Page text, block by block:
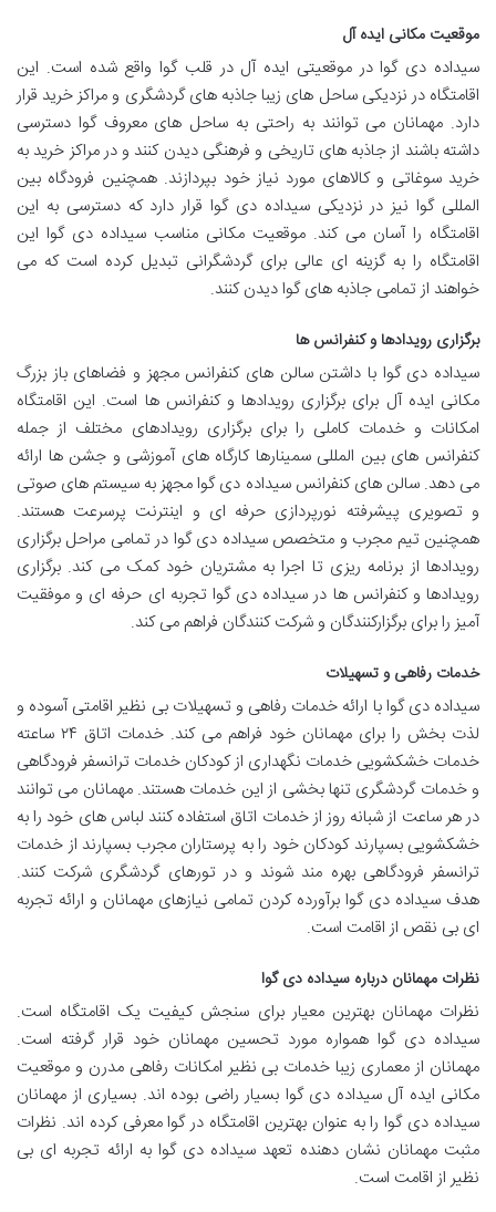
موقعیت مکانی ایده آل
سیداده دی گوا در موقعیتی ایده آل در قلب گوا واقع شده است. این
اقامتگاه در نزدیکی ساحل های زیبا جاذبه های گردشگری و مراکز خرید قرار
دارد. مهمانان می توانند به راحتی به ساحل های معروف گوا دسترسی
داشته باشند از جاذبه های تاریخی و فرهنگی دیدن کنند و در مراکز خرید به
خرید سوغاتی و کالاهای مورد نیاز خود بپردازند. همچنین فرودگاه بین
المللی گوا نیز در نزدیکی سیداده دی گوا قرار دارد که دسترسی به این
اقامتگاه را آسان می کند. موقعیت مکانی مناسب سیداده دی گوا این
اقامتگاه را به گزینه ای عالی برای گردشگرانی تبدیل کرده است که می
خواهند از تمامی جاذبه های گوا دیدن کنند.
برگزاری رویدادها و کنفرانس ها
سیداده دی گوا با داشتن سالن های کنفرانس مجهز و فضاهای باز بزرگ
مکانی ایده آل برای برگزاری رویدادها و کنفرانس ها است. این اقامتگاه
امکانات و خدمات کاملی را برای برگزاری رویدادهای مختلف از جمله
کنفرانس های بین المللی سمینارها کارگاه های آموزشی و جشن ها ارائه
می دهد. سالن های کنفرانس سیداده دی گوا مجهز به سیستم های صوتی
و تصویری پیشرفته نورپردازی حرفه ای و اینترنت پرسرعت هستند.
همچنین تیم مجرب و متخصص سیداده دی گوا در تمامی مراحل برگزاری
رویدادها از برنامه ریزی تا اجرا به مشتریان خود کمک می کند. برگزاری
رویدادها و کنفرانس ها در سیداده دی گوا تجربه ای حرفه ای و موفقیت
آمیز را برای برگزارکنندگان و شرکت کنندگان فراهم می کند.
خدمات رفاهی و تسهیلات
سیداده دی گوا با ارائه خدمات رفاهی و تسهیلات بی نظیر اقامتی آسوده و
لذت بخش را برای مهمانان خود فراهم می کند. خدمات اتاق ۲۴ ساعته
خدمات خشکشویی خدمات نگهداری از کودکان خدمات ترانسفر فرودگاهی
و خدمات گردشگری تنها بخشی از این خدمات هستند. مهمانان می توانند
در هر ساعت از شبانه روز از خدمات اتاق استفاده کنند لباس های خود را به
خشکشویی بسپارند کودکان خود را به پرستاران مجرب بسپارند از خدمات
ترانسفر فرودگاهی بهره مند شوند و در تورهای گردشگری شرکت کنند.
هدف سیداده دی گوا برآورده کردن تمامی نیازهای مهمانان و ارائه تجربه
ای بی نقص از اقامت است.
نظرات مهمانان درباره سیداده دی گوا
نظرات مهمانان بهترین معیار برای سنجش کیفیت یک اقامتگاه است.
سیداده دی گوا همواره مورد تحسین مهمانان خود قرار گرفته است.
مهمانان از معماری زیبا خدمات بی نظیر امکانات رفاهی مدرن و موقعیت
مکانی ایده آل سیداده دی گوا بسیار راضی بوده اند. بسیاری از مهمانان
سیداده دی گوا را به عنوان بهترین اقامتگاه در گوا معرفی کرده اند. نظرات
مثبت مهمانان نشان دهنده تعهد سیداده دی گوا به ارائه تجربه ای بی
نظیر از اقامت است.